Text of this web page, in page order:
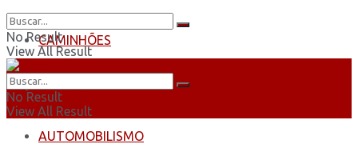
CAMINHÕES
ÔNIBUS
AUTOMOBILISMO
No Result
View All Result
No Result
View All Result